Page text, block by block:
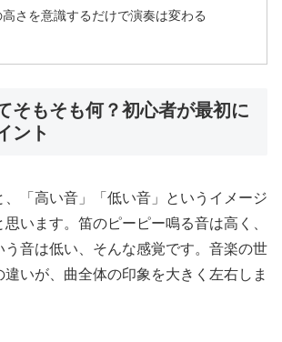
高さを意識するだけで演奏は変わる
そもそも何？初心者が最初に
ント
、「高い音」「低い音」というイメージ
います。笛のピーピー鳴る音は高く、
う音は低い、そんな感覚です。音楽の世
いが、曲全体の印象を大きく左右しま